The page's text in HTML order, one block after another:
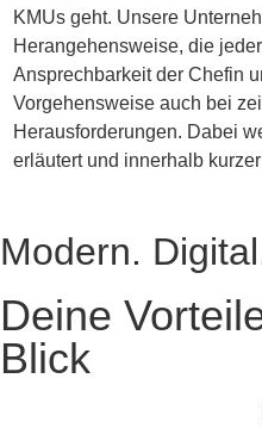
KMUs geht. Unsere
Herangehensweise, die
Ansprechbarkeit der Chefin
Vorgehensweise auch bei
Herausforderungen. Dabei
erläutert und innerhalb
Modern.
Deine
Blick